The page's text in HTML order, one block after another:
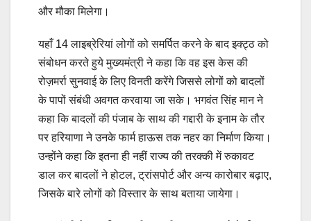
और मौका मिलेगा।
यहाँ 14 लाइब्रेरियां लोगों को समर्पित करने के बाद इक्ट्ठ को
संबोधन करते हुये मुख्यमंत्री ने कहा कि वह इस केस की
रोज़मर्रा सुनवाई के लिए विनती करेंगे जिससे लोगों को बादलों
के पापों संबंधी अवगत करवाया जा सके। भगवंत सिंह मान ने
कहा कि बादलों की पंजाब के साथ की गद्दारी के इनाम के तौर
पर हरियाणा ने उनके फार्म हाऊस तक नहर का निर्माण किया।
उन्होंने कहा कि इतना ही नहीं राज्य की तरक्की में रुकावट
डाल कर बादलों ने होटल, ट्रांसपोर्ट और अन्य कारोबार बढ़ाए,
जिसके बारे लोगों को विस्तार के साथ बताया जायेगा।